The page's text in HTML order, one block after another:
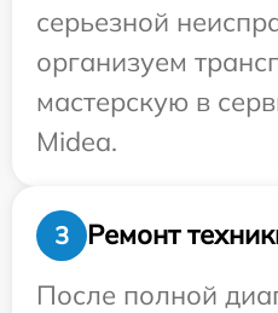
серьезной
организуем
мастерскую в
Midea.
3
Ремонт
После полной